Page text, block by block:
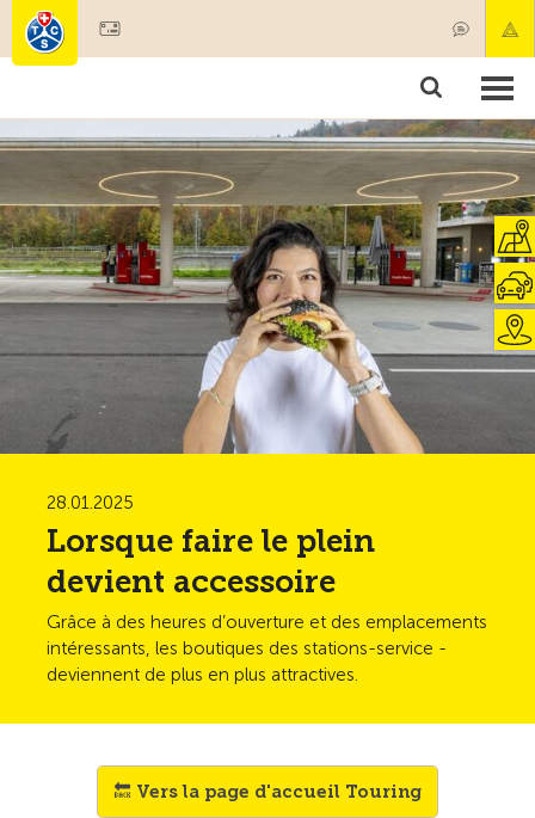
Membres & prestations
Tests, sécurité & santé
28.01.2025
Lorsque faire le plein
devient accessoire
Grâce à des heures d’ouverture et des emplacements
intéressants, les boutiques des stations-service ­
deviennent de plus en plus attractives.
🔙 Vers la page d'accueil Touring